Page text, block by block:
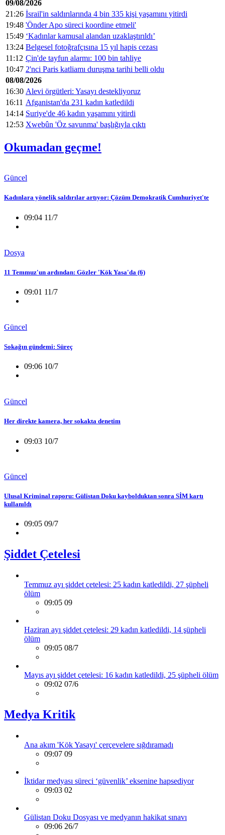
09/08/2026
21:26 İsrail'in saldırılarında 4 bin 335 kişi yaşamını yitirdi
19:48 'Önder Apo süreci koordine etmeli'
15:49 ‘Kadınlar kamusal alandan uzaklaştırıldı’
13:24 Belgesel fotoğrafçısına 15 yıl hapis cezası
11:12 Çin'de tayfun alarmı: 100 bin tahliye
10:47 2'nci Paris katliamı duruşma tarihi belli oldu
08/08/2026
16:30 Alevi örgütleri: Yasayı destekliyoruz
16:11 Afganistan'da 231 kadın katledildi
14:14 Suriye'de 46 kadın yaşamını yitirdi
12:53 Xwebûn 'Öz savunma' başlığıyla çıktı
Okumadan geçme!
Güncel
Kadınlara yönelik saldırılar artıyor: Çözüm Demokratik Cumhuriyet'te
09:04 11/7
Dosya
11 Temmuz'un ardından: Gözler 'Kök Yasa'da (6)
09:01 11/7
Güncel
Sokağın gündemi: Süreç
09:06 10/7
Güncel
Her direkte kamera, her sokakta denetim
09:03 10/7
Güncel
Ulusal Kriminal raporu: Gülistan Doku kaybolduktan sonra SİM kartı
kullanıldı
09:05 09/7
Şiddet Çetelesi
Temmuz ayı şiddet çetelesi: 25 kadın katledildi, 27 şüpheli
ölüm
09:05 09
Haziran ayı şiddet çetelesi: 29 kadın katledildi, 14 şüpheli
ölüm
09:05 08/7
Mayıs ayı şiddet çetelesi: 16 kadın katledildi, 25 şüpheli ölüm
09:02 07/6
Medya Kritik
Ana akım 'Kök Yasayı' çerçevelere sığdıramadı
09:07 09
İktidar medyası süreci ‘güvenlik’ eksenine hapsediyor
09:03 02
Gülistan Doku Dosyası ve medyanın hakikat sınavı
09:06 26/7